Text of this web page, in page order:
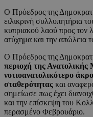
Ο Πρόεδρος της
ειλικρινή συλλυπητήρια
κυπριακού λαού προς τον
ατύχημα και την απώλεια
Ο Πρόεδρος της
περιοχή της
νοτιοανατολικότερο
σταθερότητας και
σημείωσε πως έχει
και την επίσκεψη του
περασμένο Φεβρουάριο.